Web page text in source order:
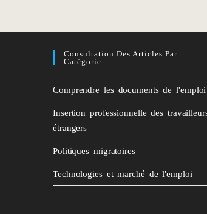
Consultation Des Articles Par
Catégorie
Comprendre les documents de l'emploi
Insertion professionnelle des
étrangers
Politiques migratoires
Technologies et marché de l'emploi